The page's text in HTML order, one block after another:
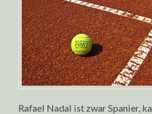
Rafael Nadal ist zwar Spanier,